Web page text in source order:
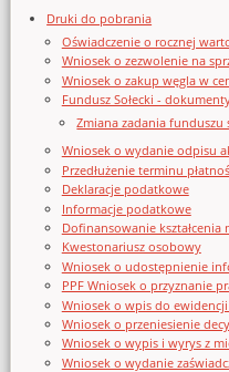
Druki do pobrania
Oświadczenie o rocznej
Wniosek o zezwolenie na
Wniosek o zakup węgla w
Fundusz Sołecki -
Zmiana zadania funduszu
Wniosek o wydanie odpisu
Przedłużenie terminu
Deklaracje podatkowe
Informacje podatkowe
Dofinansowanie
Kwestonariusz osobowy
Wniosek o udostępnienie
PPF Wniosek o przyznanie
Wniosek o wpis do
Wniosek o przeniesienie
Wniosek o wypis i wyrys z
Wniosek o wydanie